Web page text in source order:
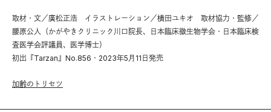
取材・文／廣松正浩 イラストレーション／横田ユキオ 取材協力・監修／
腰原公人（かがやきクリニック川口院長、日本臨床微生物学会・日本臨床検
査医学会評議員、医学博士）
初出『Tarzan』No.856・2023年5月11日発売
加齢のトリセツ